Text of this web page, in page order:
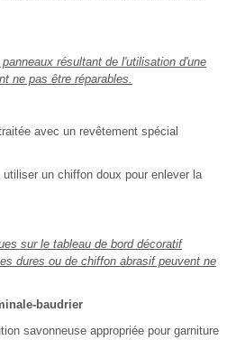
résultant de l'utilisation d'une
ne pas être réparables.
avec un revêtement spécial
un chiffon doux pour enlever la
sur le tableau de bord décoratif
dures ou de chiffon abrasif peuvent ne
baudrier
savonneuse appropriée pour garniture